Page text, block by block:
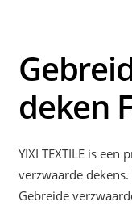
deken
YIXI TEXTILE is
verzwaarde
Gebreide